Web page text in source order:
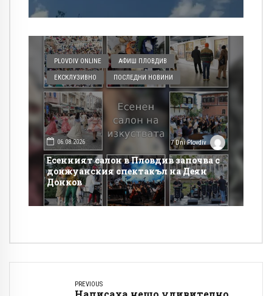
PLOVDIV ONLINE АФИШ ПЛОВДИВ
ЕКСКЛУЗИВНО ПОСЛЕДНИ НОВИНИ
06.08.2026 7 Dni Plovdiv
Есенният салон в Пловдив започва с
донжуанския спектакъл на Деян
Донков
PREVIOUS